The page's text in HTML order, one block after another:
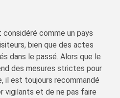
comme un pays
bien que des actes
dans le passé. Alors que le
des mesures strictes pour
il est toujours recommandé
vigilants et de ne pas faire